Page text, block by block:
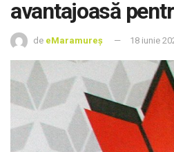
avantajoasă
de eMaramureș 18 iunie